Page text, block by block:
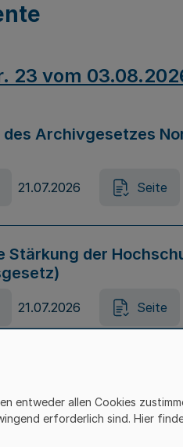
23 vom
Archivgesetzes
21.07.2026 Seite
Stärkung der
21.07.2026 Seite
von Diskriminierung
– LADG
21.07.2026 Seite
entweder allen Cookies
erforderlich sind. Hier